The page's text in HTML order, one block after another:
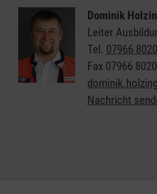
Jugendliche lernen und üben,
trösten, wie sie selbst helfen
Verbände anlegen) und wie
(also den Notruf richtig
„Abenteuer Helfen“ ist
richtet sich an Altersgruppen
Dominik
Leiter
Tel. 07966
Fax 07966
Nachricht